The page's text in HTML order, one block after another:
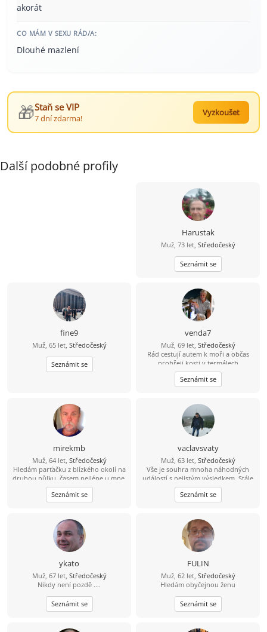
akorát
CO MÁM V SEXU RÁD/A:
Dlouhé mazlení
🎁Staň se VIP
7 dní zdarma!
Vyzkoušet
Další podobné profily
Harustak
Muž, 73 let, Středočeský
Seznámit se
fine9
Muž, 65 let, Středočeský
Seznámit se
venda7
Muž, 69 let, Středočeský
Rád cestují autem k moři a občas
prohřeji kosti v termálech
Seznámit se
mirekmb
Muž, 64 let, Středočeský
Hledám parťačku z blízkého okolí na
druhou půlku, časem nejlépe u mne,
nekuřačka, drobná postava
výhodou...
Seznámit se
vaclavsvaty
Muž, 63 let, Středočeský
Vše je souhra mnoha náhodných
událostí s nejistým výsledkem. Stále
nemám všechny potřebné díly
skládanky.
Seznámit se
ykato
Muž, 67 let, Středočeský
Nikdy není pozdě ....
Seznámit se
FULIN
Muž, 62 let, Středočeský
Hledám obyčejnou ženu
Seznámit se